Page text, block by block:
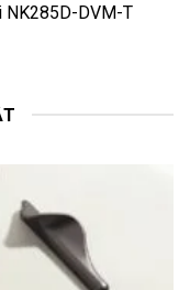
NK285D-DVM-T